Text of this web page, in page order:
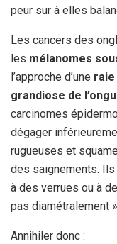
peur sur à elles
Les cancers des
les mélanomes
l’approche d’une
grandiose de
carcinomes
dégager
rugueuses et
des saignements.
à des verrues ou à
pas diamétralement
Annihiler donc :